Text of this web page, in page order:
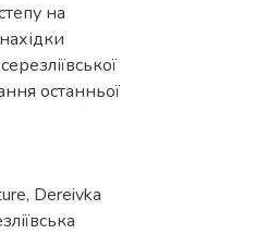
на
останньої
, Dereivka